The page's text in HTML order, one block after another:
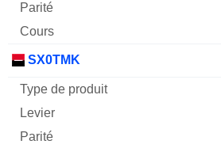
SX0TMK